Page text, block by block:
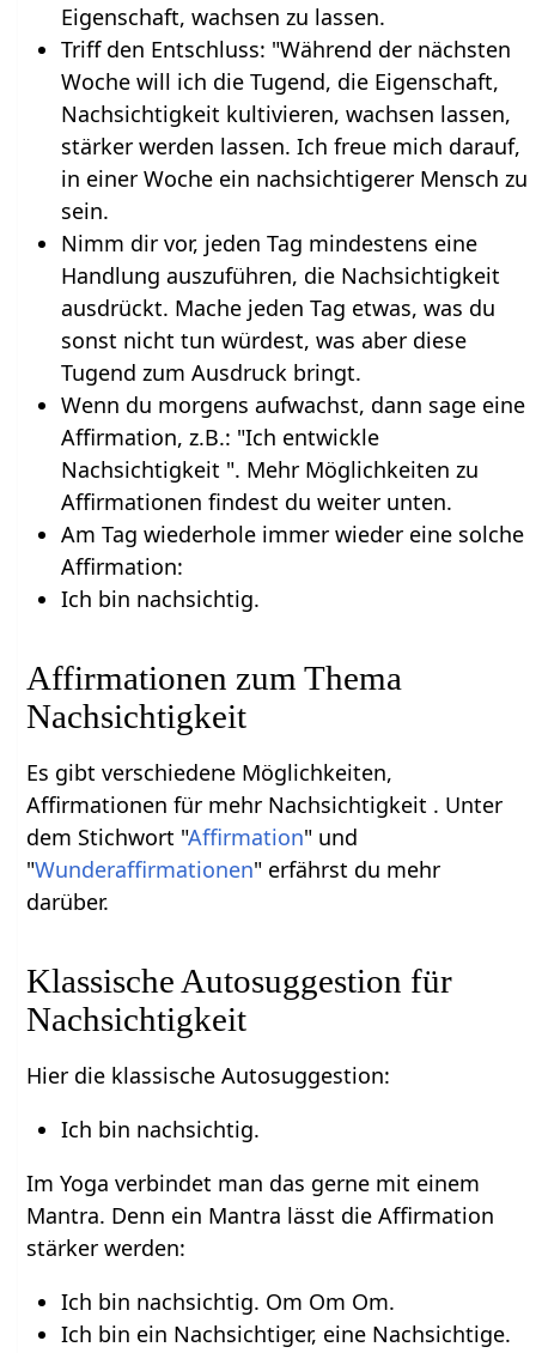
Eigenschaft, wachsen zu lassen.
Triff den Entschluss: "Während der nächsten
Woche will ich die Tugend, die Eigenschaft,
Nachsichtigkeit kultivieren, wachsen lassen,
stärker werden lassen. Ich freue mich darauf,
in einer Woche ein nachsichtigerer Mensch zu
sein.
Nimm dir vor, jeden Tag mindestens eine
Handlung auszuführen, die Nachsichtigkeit
ausdrückt. Mache jeden Tag etwas, was du
sonst nicht tun würdest, was aber diese
Tugend zum Ausdruck bringt.
Wenn du morgens aufwachst, dann sage eine
Affirmation, z.B.: "Ich entwickle
Nachsichtigkeit ". Mehr Möglichkeiten zu
Affirmationen findest du weiter unten.
Am Tag wiederhole immer wieder eine solche
Affirmation:
Ich bin nachsichtig.
Affirmationen zum Thema
Nachsichtigkeit
Es gibt verschiedene Möglichkeiten,
Affirmationen für mehr Nachsichtigkeit . Unter
dem Stichwort "Affirmation" und
"Wunderaffirmationen" erfährst du mehr
darüber.
Klassische Autosuggestion für
Nachsichtigkeit
Hier die klassische Autosuggestion:
Ich bin nachsichtig.
Im Yoga verbindet man das gerne mit einem
Mantra. Denn ein Mantra lässt die Affirmation
stärker werden:
Ich bin nachsichtig. Om Om Om.
Ich bin ein Nachsichtiger, eine Nachsichtige.